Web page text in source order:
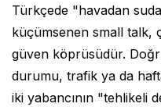
Türkçede "havadan
küçümsenen small talk,
güven köprüsüdür.
durumu, trafik ya da
iki yabancının "tehlikeli